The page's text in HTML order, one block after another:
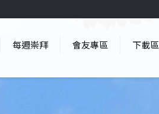
每週崇拜 會友專區 下載區